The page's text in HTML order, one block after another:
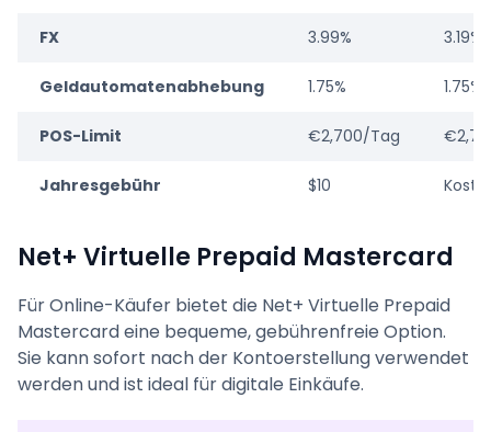
FX 3.99% 3.19%
Geldautomatenabhebung 1.75% 1.75%
POS-Limit €2,700/Tag
Jahresgebühr $10
Net+ Virtuelle Prepaid Mastercard
Für Online-Käufer bietet die Net+ Virtuelle Prepaid
Mastercard eine bequeme, gebührenfreie Option.
Sie kann sofort nach der Kontoerstellung verwendet
werden und ist ideal für digitale Einkäufe.